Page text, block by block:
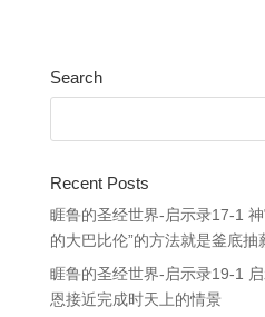
Search
Recent Posts
睚鲁的圣经世界-启示录17-1
的大巴比伦”的方法就是釜底抽
睚鲁的圣经世界-启示录19-1
恩接近完成时天上的情景